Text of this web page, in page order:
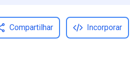
Compartilhar Incorporar